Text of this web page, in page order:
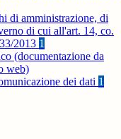
di amministrazione, di
di cui all'art. 14, co.
2013 1
(documentazione da
web)
dei dati 1